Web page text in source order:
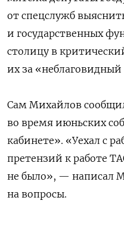
от спецслужб
и государственных
столицу в
их за «неблаговидный
Сам Михайлов
во время июньских
кабинете». «Уехал с
претензий к работе
не было», — написал
на вопросы.